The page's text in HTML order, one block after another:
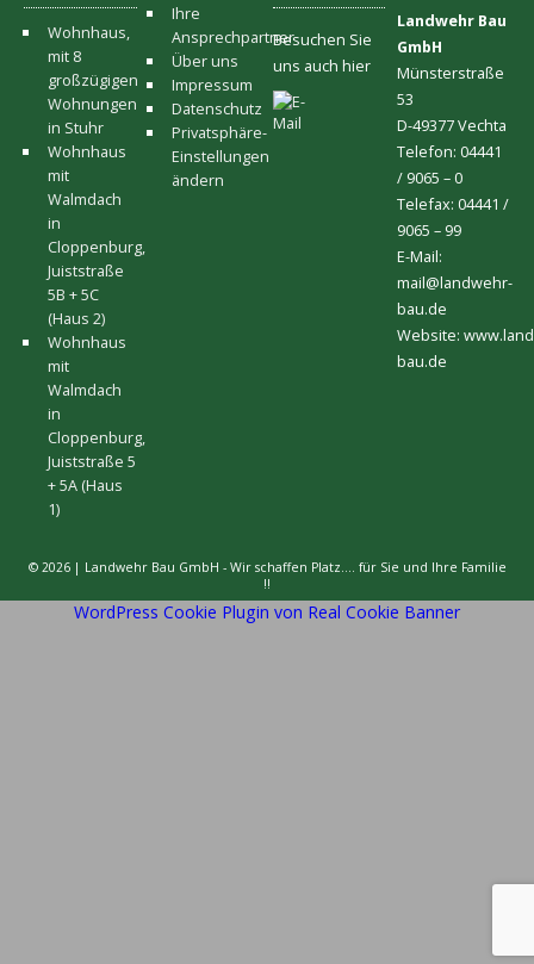
Wohnhaus,
mit 8
großzügigen
Wohnungen
in Stuhr
Wohnhaus
mit
Walmdach
in
Cloppenburg,
Juiststraße
5B + 5C
(Haus 2)
Wohnhaus
mit
Walmdach
in
Cloppenburg,
Juiststraße 5
+ 5A (Haus
1)
Ihre
Ansprechpartner
Über uns
Impressum
Datenschutz
Privatsphäre-
Einstellungen
ändern
Besuchen Sie
uns auch hier
Landwehr Bau
GmbH
Münsterstraße
53
D-49377 Vechta
Telefon: 04441
/ 9065 – 0
Telefax: 04441 /
9065 – 99
E-Mail:
mail@landwehr-
bau.de
Website:
bau.de
© 2026 | Landwehr Bau GmbH - Wir schaffen Platz…. für Sie und Ihre Familie
!!
WordPress Cookie Plugin von Real Cookie Banner